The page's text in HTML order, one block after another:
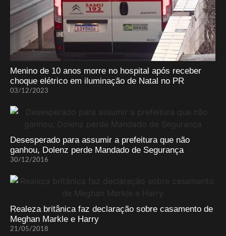
Menino de 10 anos morre no hospital após receber
choque elétrico em iluminação de Natal no PR
03/12/2023
Desesperado para assumir a prefeitura que não
ganhou, Dolenz perde Mandado de Segurança
30/12/2016
Realeza britânica faz declaração sobre casamento de
Meghan Markle e Harry
21/05/2018